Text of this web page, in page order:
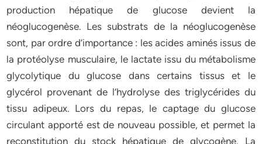
production hépatique de glucose devient la
néoglucogenèse. Les substrats de la néoglucogenèse
sont, par ordre d’importance : les acides aminés issus de
la protéolyse musculaire, le lactate issu du métabolisme
glycolytique du glucose dans certains tissus et le
glycérol provenant de l’hydrolyse des triglycérides du
tissu adipeux. Lors du repas, le captage du glucose
circulant apporté est de nouveau possible, et permet la
reconstitution du stock hépatique de glycogène. La